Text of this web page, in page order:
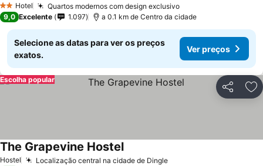
2 Estrelas
Hotel Quartos modernos com design exclusivo
9,0 Excelente 1.097 a 0.1 km de Centro da cidade
Selecione as datas para ver os preços
exatos.
Ver preços
Partilhar
Escolha popular
Hostel Localização central na cidade de Dingle
The Grapevine Hostel